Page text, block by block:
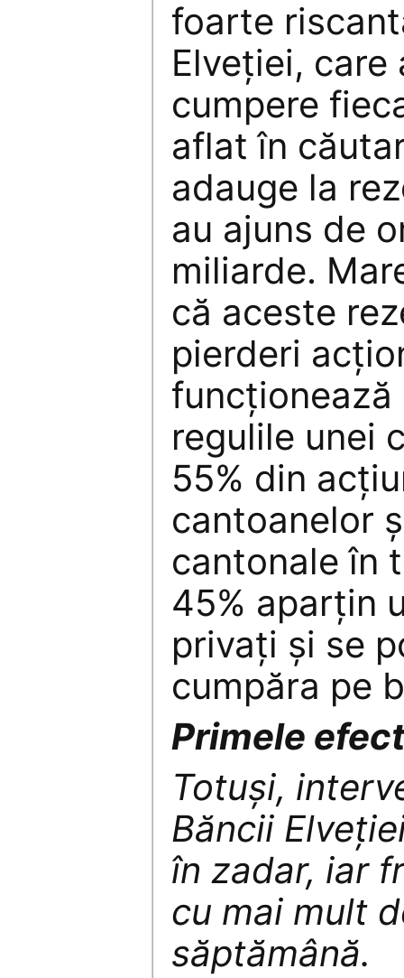
foarte
Elveţiei, care
cumpere
aflat în
adauge la
au ajuns de
miliarde.
că aceste
pierderi
regulile unei
55% din
cantoanelor
cantonale în
45% aparţin
privaţi şi se
cumpăra pe
Primele
Totuşi,
Băncii
în zadar, iar
cu mai mult
săptămână.